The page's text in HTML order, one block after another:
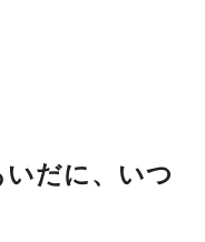
いだに、いつ